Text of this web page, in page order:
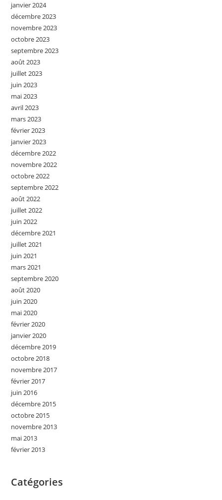
janvier 2024
décembre 2023
novembre 2023
octobre 2023
septembre 2023
août 2023
juillet 2023
juin 2023
mai 2023
avril 2023
mars 2023
février 2023
janvier 2023
décembre 2022
novembre 2022
octobre 2022
septembre 2022
août 2022
juillet 2022
juin 2022
décembre 2021
juillet 2021
juin 2021
mars 2021
septembre 2020
août 2020
juin 2020
mai 2020
février 2020
janvier 2020
décembre 2019
octobre 2018
novembre 2017
février 2017
juin 2016
décembre 2015
octobre 2015
novembre 2013
mai 2013
février 2013
Catégories